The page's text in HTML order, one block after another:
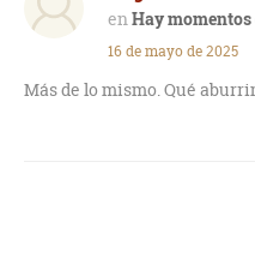
Hay momentos
16 de mayo de 2025
Más de lo mismo. Qué